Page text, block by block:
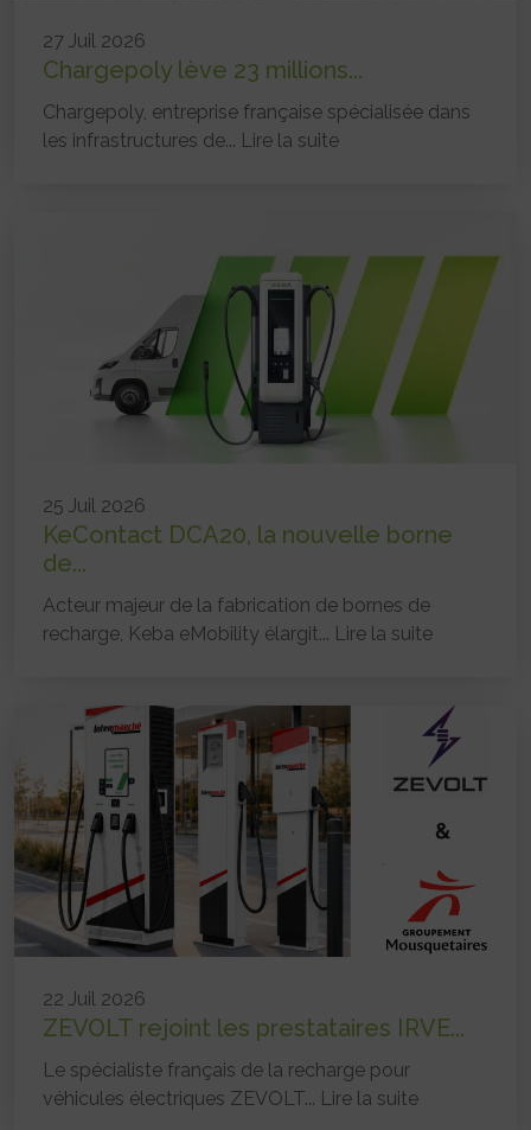
27 Juil 2026
Chargepoly lève 23 millions...
Chargepoly, entreprise française spécialisée dans
les infrastructures de... Lire la suite
25 Juil 2026
KeContact DCA20, la nouvelle borne
de...
Acteur majeur de la fabrication de bornes de
recharge, Keba eMobility élargit... Lire la suite
22 Juil 2026
ZEVOLT rejoint les prestataires IRVE...
Le spécialiste français de la recharge pour
véhicules électriques ZEVOLT... Lire la suite